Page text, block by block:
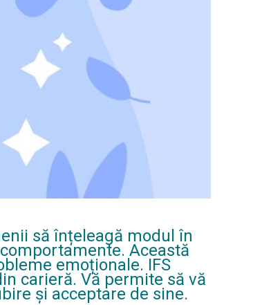
să înțeleagă modul în
Această
emoționale. IFS
carieră. Vă permite să vă
și acceptare de sine.